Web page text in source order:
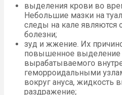
выделения крови во
Небольшие мазки на
следы на кале
болезни;
зуд и жжение. Их
повышенное выделение
вырабатываемого
геморроидальными
вокруг ануса, жидкость
раздражение;